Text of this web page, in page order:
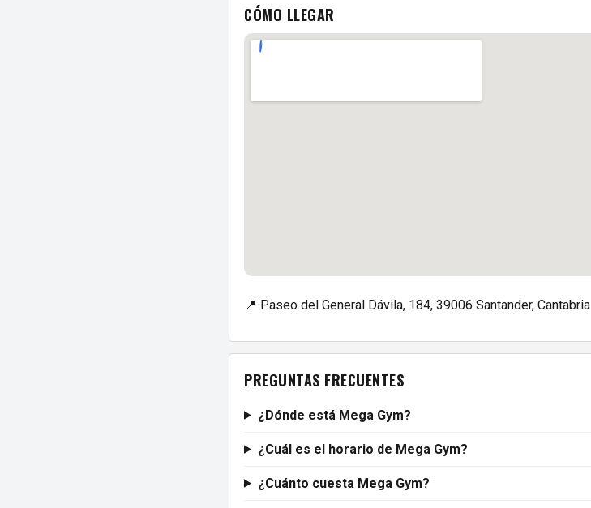
CÓMO LLEGAR
📍 Paseo del General Dávila, 184, 39006 Santander, Cantabria
PREGUNTAS FRECUENTES
¿Dónde está Mega Gym?
¿Cuál es el horario de Mega Gym?
¿Cuánto cuesta Mega Gym?